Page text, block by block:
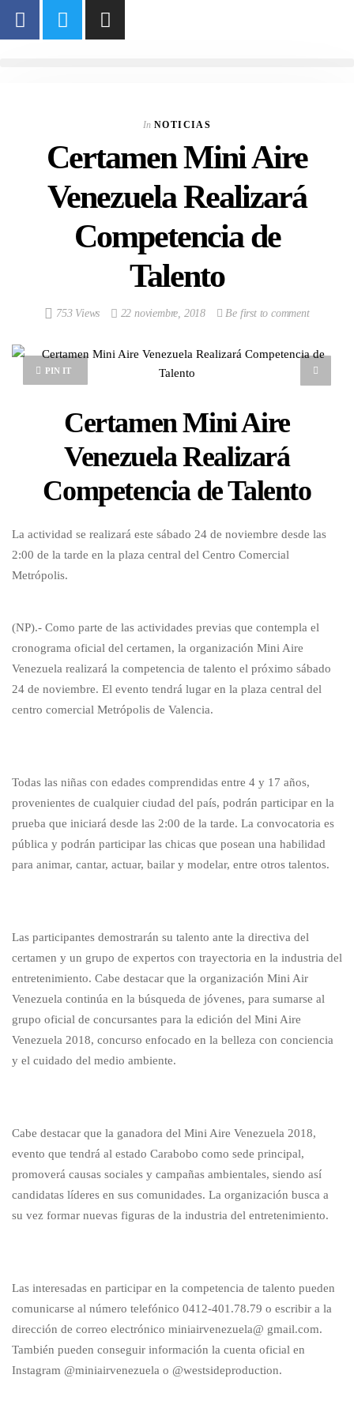
In NOTICIAS
Certamen Mini Aire
Venezuela Realizará
Competencia de
Talento
753 Views 22 noviembre, 2018 Be first to comment
PIN IT
Certamen Mini Aire
Venezuela Realizará
Competencia de Talento
La actividad se realizará este sábado 24 de noviembre desde las
2:00 de la tarde en la plaza central del Centro Comercial
Metrópolis.
(NP).- Como parte de las actividades previas que contempla el
cronograma oficial del certamen, la organización Mini Aire
Venezuela realizará la competencia de talento el próximo sábado
24 de noviembre. El evento tendrá lugar en la plaza central del
centro comercial Metrópolis de Valencia.
Todas las niñas con edades comprendidas entre 4 y 17 años,
provenientes de cualquier ciudad del país, podrán participar en la
prueba que iniciará desde las 2:00 de la tarde. La convocatoria es
pública y podrán participar las chicas que posean una habilidad
para animar, cantar, actuar, bailar y modelar, entre otros talentos.
Las participantes demostrarán su talento ante la directiva del
certamen y un grupo de expertos con trayectoria en la industria del
entretenimiento. Cabe destacar que la organización Mini Air
Venezuela continúa en la búsqueda de jóvenes, para sumarse al
grupo oficial de concursantes para la edición del Mini Aire
Venezuela 2018, concurso enfocado en la belleza con conciencia
y el cuidado del medio ambiente.
Cabe destacar que la ganadora del Mini Aire Venezuela 2018,
evento que tendrá al estado Carabobo como sede principal,
promoverá causas sociales y campañas ambientales, siendo así
candidatas líderes en sus comunidades. La organización busca a
su vez formar nuevas figuras de la industria del entretenimiento.
Las interesadas en participar en la competencia de talento pueden
comunicarse al número telefónico 0412-401.78.79 o escribir a la
dirección de correo electrónico miniairvenezuela@ gmail.com.
También pueden conseguir información la cuenta oficial en
Instagram @miniairvenezuela o @westsideproduction.